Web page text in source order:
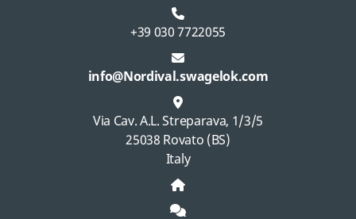
+39 030 7722055
info@Nordival.swagelok.com
Via Cav. A.L. Streparava, 1/3/5
25038 Rovato (BS)
Italy